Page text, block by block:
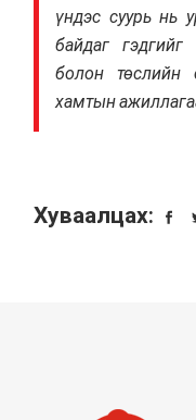
үндэс суурь нь
байдаг
болон төслийн
хамтын
Хуваалцах: